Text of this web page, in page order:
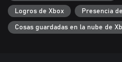
Logros de Xbox Presencia
Cosas guardadas en la nube de